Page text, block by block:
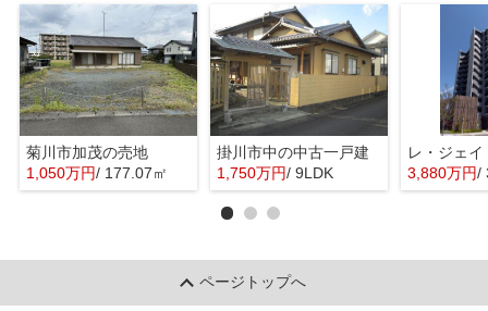
菊川市加茂の売地
1,050万円/ 177.07㎡
掛川市中の中古一戸建
1,750万円/ 9LDK
レ・ジェ
3,880万円/
ページトップへ